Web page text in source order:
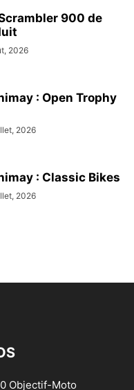
900 de
2026
: Open Trophy
2026
: Classic Bikes
2026
Objectif-Moto